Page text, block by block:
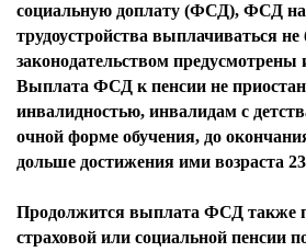
социальную доплату (ФСД), ФСД на
трудоустройства выплачиваться не
законодательством предусмотрены
Выплата ФСД к пенсии не
инвалидностью, инвалидам с
очной форме обучения, до
дольше достижения ими возраста
Продолжится выплата ФСД также
страховой или социальной пенсии